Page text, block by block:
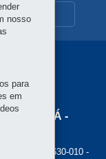
PARANÁ -
Hauer 81630-010-
nosso
para
em